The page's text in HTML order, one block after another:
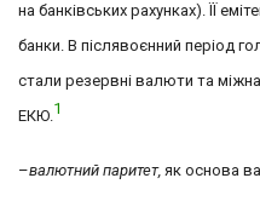
на банківських рахунках). ЇЇ
банки. В післявоєнний період
стали резервні валюти та
ЕКЮ.1
–валютний паритет, як основа